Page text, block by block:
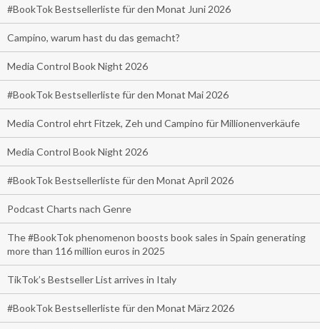
#BookTok Bestsellerliste für den Monat Juni 2026
Campino, warum hast du das gemacht?
Media Control Book Night 2026
#BookTok Bestsellerliste für den Monat Mai 2026
Media Control ehrt Fitzek, Zeh und Campino für Millionenverkäufe
Media Control Book Night 2026
#BookTok Bestsellerliste für den Monat April 2026
Podcast Charts nach Genre
The #BookTok phenomenon boosts book sales in Spain generating
more than 116 million euros in 2025
TikTok’s Bestseller List arrives in Italy
#BookTok Bestsellerliste für den Monat März 2026